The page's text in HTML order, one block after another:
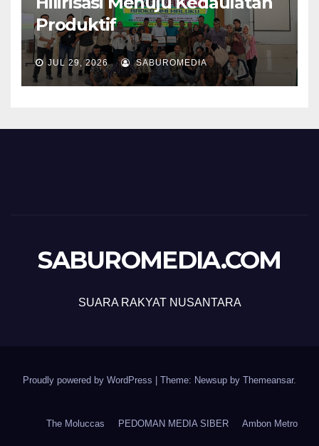
Produktif
JUL 29, 2026 SABUROMEDIA
SABUROMEDIA.COM
SUARA RAKYAT NUSANTARA
Proudly powered by WordPress Theme: Newsup by Themeansar.
The Moluccas PEDOMAN MEDIA SIBER Ambon Metro